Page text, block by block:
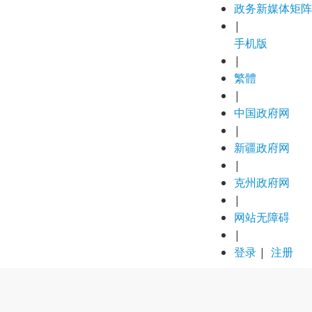
政务新媒体矩阵
|
手机版
|
繁體
|
中国政府网
|
新疆政府网
|
克州政府网
|
网站无障碍
|
登录 | 注册